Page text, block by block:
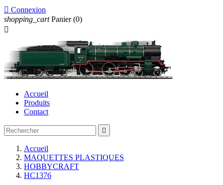
 Connexion
shopping_cart Panier (0)

Accueil
Produits
Contact

Accueil
MAQUETTES PLASTIQUES
HOBBYCRAFT
HC1376